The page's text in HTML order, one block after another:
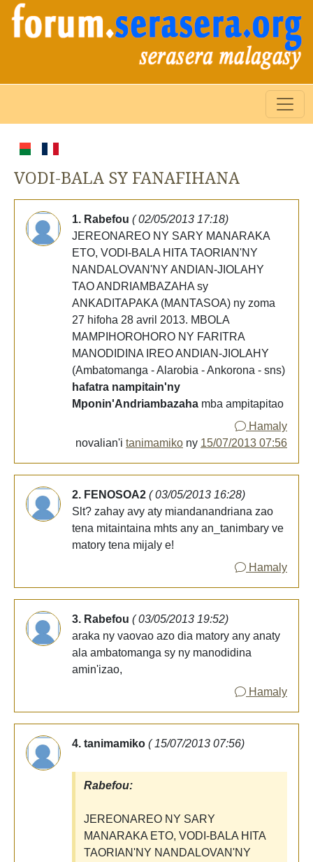
VODI-BALA SY FANAFIHANA
1. Rabefou ( 02/05/2013 17:18)
JEREONAREO NY SARY MANARAKA
ETO, VODI-BALA HITA TAORIAN'NY
NANDALOVAN'NY ANDIAN-JIOLAHY
TAO ANDRIAMBAZAHA sy
ANKADITAPAKA (MANTASOA) ny zoma
27 hifoha 28 avril 2013. MBOLA
MAMPIHOROHORO NY FARITRA
MANODIDINA IREO ANDIAN-JIOLAHY
(Ambatomanga - Alarobia - Ankorona - sns)
hafatra nampitain'ny
Mponin'Andriambazaha mba ampitapitao
Hamaly
novalian'i tanimamiko ny 15/07/2013 07:56
2. FENOSOA2 ( 03/05/2013 16:28)
Slt? zahay avy aty miandanandriana zao
tena mitaintaina mhts any an_tanimbary ve
matory tena mijaly e!
Hamaly
3. Rabefou ( 03/05/2013 19:52)
araka ny vaovao azo dia matory any anaty
ala ambatomanga sy ny manodidina
amin'izao,
Hamaly
4. tanimamiko ( 15/07/2013 07:56)
Rabefou:
JEREONAREO NY SARY
MANARAKA ETO, VODI-BALA HITA
TAORIAN'NY NANDALOVAN'NY